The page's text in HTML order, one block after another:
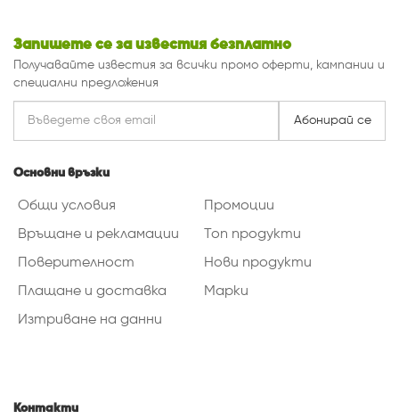
Запишете се за известия безплатно
Получавайте известия за всички промо оферти, кампании и
специални предложения
Абонирай се
Основни връзки
Общи условия
Връщане и рекламации
Поверителност
Плащане и доставка
Изтриване на данни
Промоции
Топ продукти
Нови продукти
Марки
Контакти